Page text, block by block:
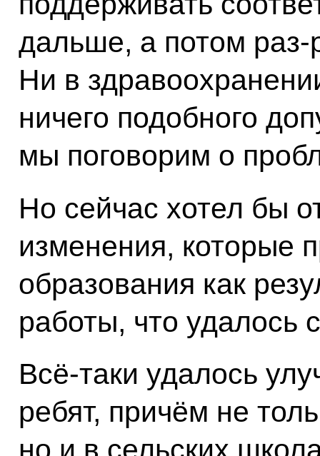
дальше, а потом раз-
Ни в
ничего подобного
мы поговорим о
Но сейчас хотел бы
изменения, которые
образования как
работы, что удалось
Всё‑таки удалось
ребят, причём не